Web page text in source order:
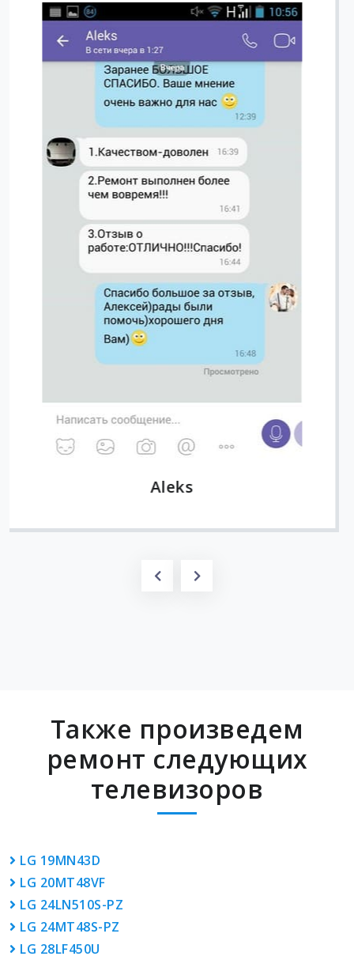
Также произведем
ремонт следующих
телевизоров
LG 19MN43D
LG 20MT48VF
LG 24LN510S-PZ
LG 24MT48S-PZ
LG 28LF450U